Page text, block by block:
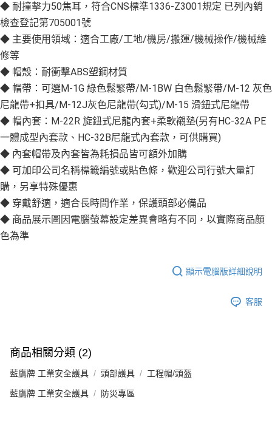
◆ 耐撞擊力50焦耳，符合CNS標準1336-Z3001規定 已列內銷
檢查登記第705001號
◆ 主要使用領域：適合工廠/工地/機房/搬運/機械操作/機械維
修等
◆ 帽殼：耐衝擊ABS塑鋼材質
◆ 帽帶：可選M-1G 綠色鬆緊帶/M-1BW 白色鬆緊帶/M-12 灰色
尼龍帶+扣具/M-12J灰色尼龍帶(勾式)/M-15 滑鈕式尼龍帶
◆ 帽內套：M-22R 旋鈕式尼龍內套+柔軟襯墊(另有HC-32A PE
一體成型內套款、HC-32B尼龍式內套款，可供購買)
◆ 內套帽帶及內套皆為耗損品皆可額外加購
◆ 可加印公司名稱標籤編號或貼色條，歡迎公司行號大量訂
購，另享特殊優惠
◆ 穿戴舒適，適合長時間作業，保護頭部必備品
◆ 商品展示圖因電腦螢幕設定差異會略有不同，以實際商品顏
色為準
顯示電腦版詳細說明
客服
商品相關分類 (2)
藍鷹牌 工業安全護具 頭部護具 工程帽/頭盔
藍鷹牌 工業安全護具 防災專區